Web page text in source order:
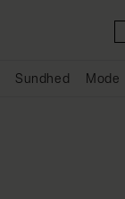
Sundhed Mode